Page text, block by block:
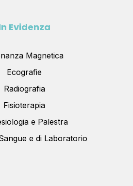
Evidenza
Magnetica
Ecografie
Radiografia
Fisioterapia
e Palestra
e di Laboratorio